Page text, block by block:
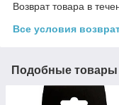
Возврат товара в
Все условия
Подобные товары